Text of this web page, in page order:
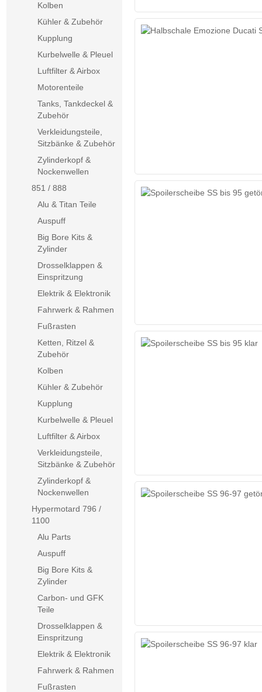
Kolben
Kühler & Zubehör
Kupplung
Kurbelwelle & Pleuel
Luftfilter & Airbox
Motorenteile
Tanks, Tankdeckel &
Zubehör
Verkleidungsteile,
Sitzbänke & Zubehör
Zylinderkopf &
Nockenwellen
851 / 888
Alu & Titan Teile
Auspuff
Big Bore Kits &
Zylinder
Drosselklappen &
Einspritzung
Elektrik & Elektronik
Fahrwerk & Rahmen
Fußrasten
Ketten, Ritzel &
Zubehör
Kolben
Kühler & Zubehör
Kupplung
Kurbelwelle & Pleuel
Luftfilter & Airbox
Verkleidungsteile,
Sitzbänke & Zubehör
Zylinderkopf &
Nockenwellen
Hypermotard 796 /
1100
Alu Parts
Auspuff
Big Bore Kits &
Zylinder
Carbon- und GFK
Teile
Drosselklappen &
Einspritzung
Elektrik & Elektronik
Fahrwerk & Rahmen
Fußrasten